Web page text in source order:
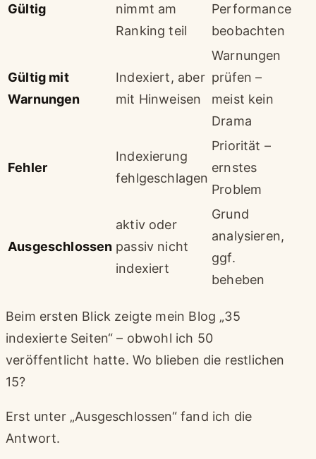
Gültig
nimmt am
Ranking teil
Performance
beobachten
Gültig mit
Warnungen
Indexiert, aber
mit Hinweisen
Warnungen
prüfen –
meist kein
Drama
Fehler
Indexierung
fehlgeschlagen
Priorität –
ernstes
Problem
Ausgeschlossen
aktiv oder
passiv nicht
indexiert
Grund
analysieren,
ggf.
beheben
Beim ersten Blick zeigte mein Blog „35
indexierte Seiten“ – obwohl ich 50
veröffentlicht hatte. Wo blieben die restlichen
15?
Erst unter „Ausgeschlossen“ fand ich die
Antwort.